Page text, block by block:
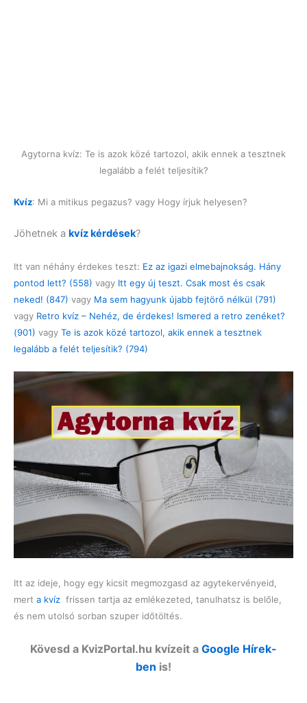
Agytorna kvíz: Te is azok közé tartozol, akik ennek a tesztnek
legalább a felét teljesítik?
Kvíz: Mi a mitikus pegazus? vagy Hogy írjuk helyesen?
Jöhetnek a kvíz kérdések?
Itt van néhány érdekes teszt: Ez az igazi elmebajnokság. Hány
pontod lett? (558) vagy Itt egy új teszt. Csak most és csak
neked! (847) vagy Ma sem hagyunk újabb fejtörő nélkül (791)
vagy Retro kvíz – Nehéz, de érdekes! Ismered a retro zenéket?
(901) vagy Te is azok közé tartozol, akik ennek a tesztnek
legalább a felét teljesítik? (794)
Itt az ideje, hogy egy kicsit megmozgasd az agytekervényeid,
mert a kvíz frissen tartja az emlékezeted, tanulhatsz is belőle,
és nem utolsó sorban szuper időtöltés.
Kövesd a KvizPortal.hu kvízeit a Google Hírek-
ben is!